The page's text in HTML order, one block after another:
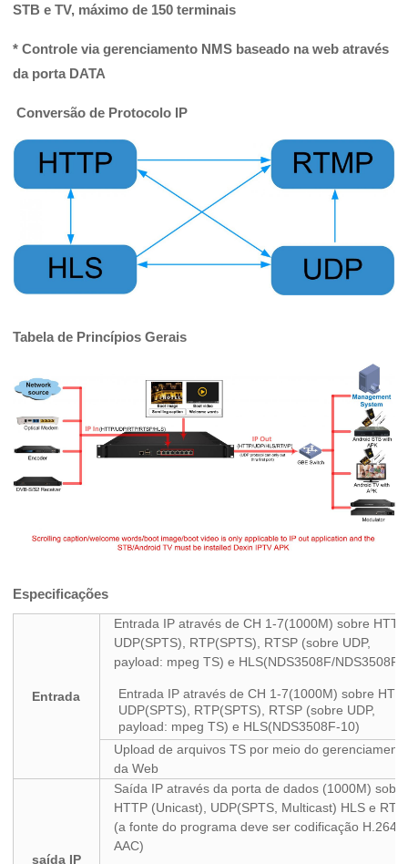
STB e TV, máximo de 150 terminais
* Controle via gerenciamento NMS baseado na web através
da porta DATA
Conversão de Protocolo IP
Tabela de Princípios Gerais
Especificações
Entrada
Entrada IP através de CH 1-7(1000M) sobre
UDP(SPTS), RTP(SPTS), RTSP (sobre UDP,
payload: mpeg TS) e HLS(NDS3508F/NDS3508F-
Entrada IP através de CH 1-7(1000M) sobre
UDP(SPTS), RTP(SPTS), RTSP (sobre UDP,
payload: mpeg TS) e HLS(NDS3508F-10)
Upload de arquivos TS por meio do
da Web
saída IP
Saída IP através da porta de dados (1000M) sobre
HTTP (Unicast), UDP(SPTS, Multicast) HLS e
(a fonte do programa deve ser codificação H.264 e
AAC)